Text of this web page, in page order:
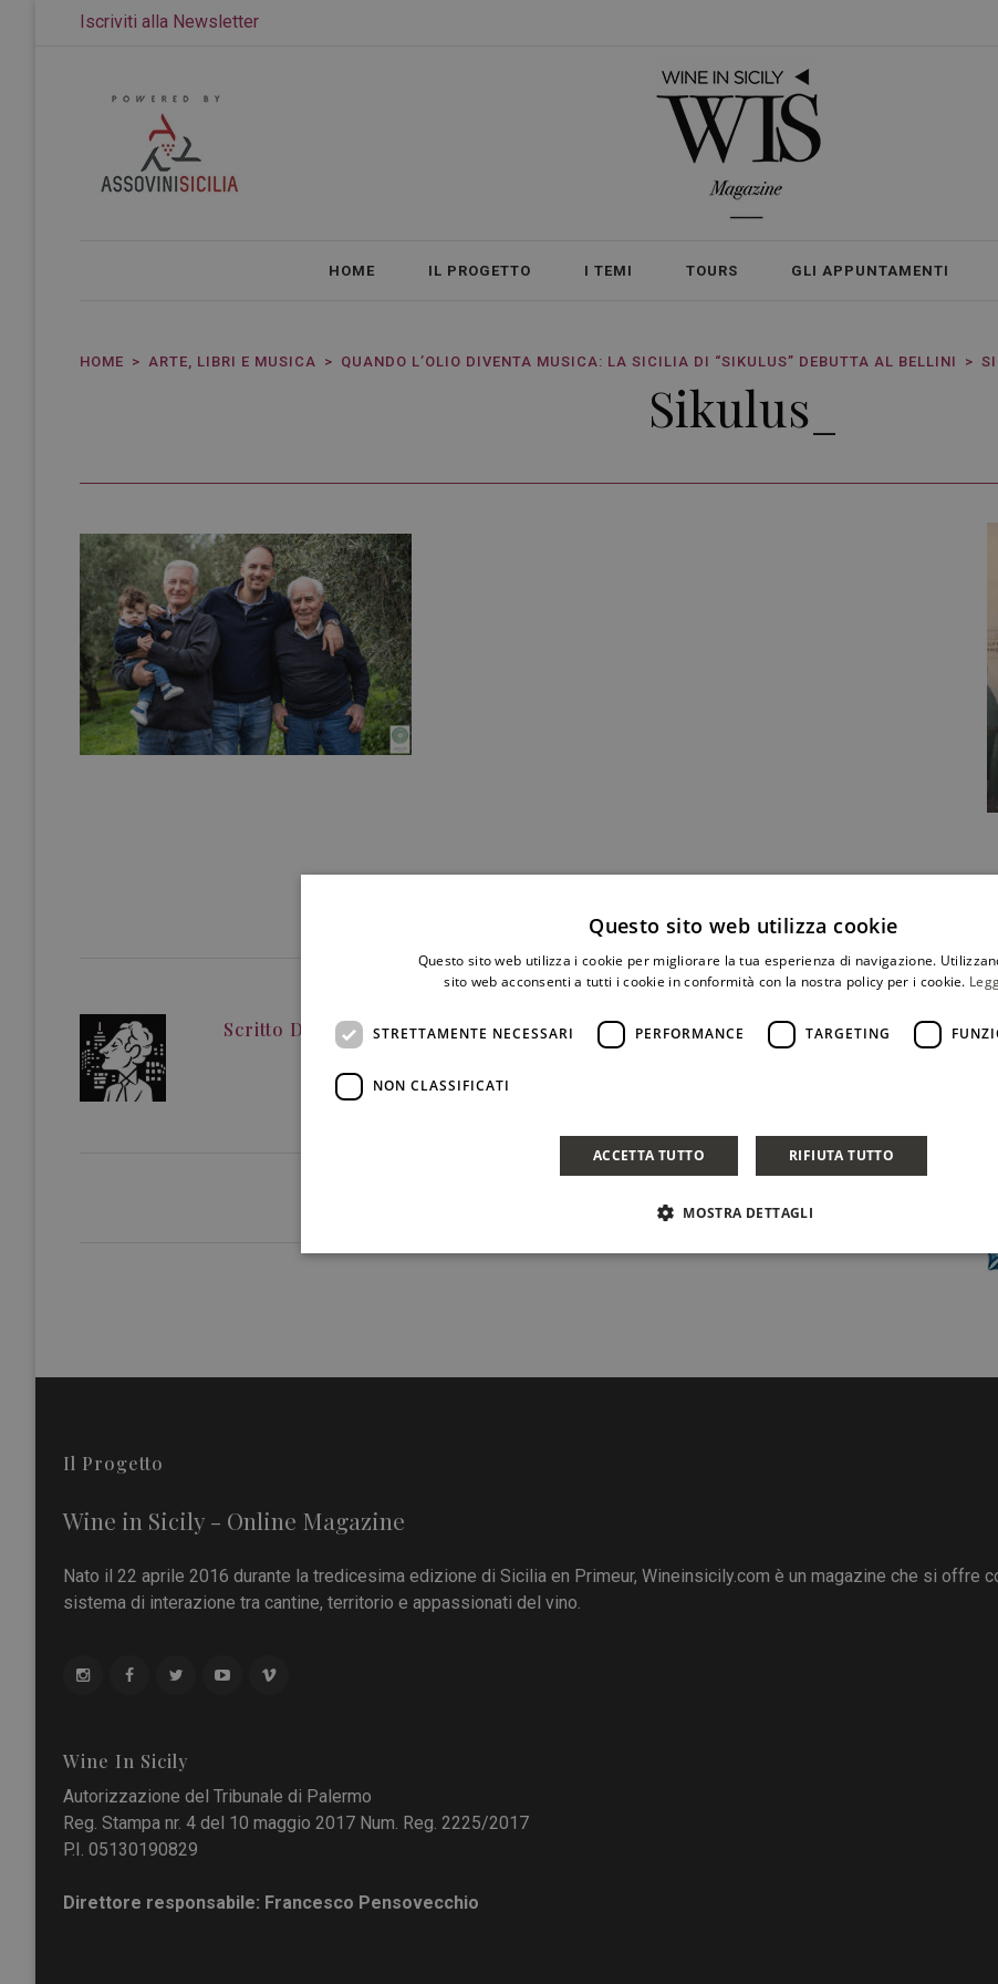
Iscriviti alla Newsletter
HOME IL PROGETTO I TEMI TOURS GLI APPUNTAMENTI
HOME ARTE, LIBRI E MUSICA QUANDO L’OLIO DIVENTA MUSICA: LA SICILIA DI “SIKULUS” DEBUTTA AL BELLINI
Sikulus_
Scritto Da Liliana Rosano
Il Progetto
Wine in Sicily - Online Magazine
Nato il 22 aprile 2016 durante la tredicesima edizione di Sicilia en Primeur, Wineinsicily.com è un magazine che si offre
sistema di interazione tra cantine, territorio e appassionati del vino.
Wine In Sicily
Autorizzazione del Tribunale di Palermo
Reg. Stampa nr. 4 del 10 maggio 2017 Num. Reg. 2225/2017
P.I. 05130190829
Direttore responsabile: Francesco Pensovecchio
Questo sito web utilizza cookie
Questo sito web utilizza i cookie per migliorare la tua esperienza di navigazione.
sito web acconsenti a tutti i cookie in conformità con la nostra policy per i cookie.
STRETTAMENTE NECESSARI PERFORMANCE TARGETING
NON CLASSIFICATI
ACCETTA TUTTO RIFIUTA TUTTO
MOSTRA DETTAGLI